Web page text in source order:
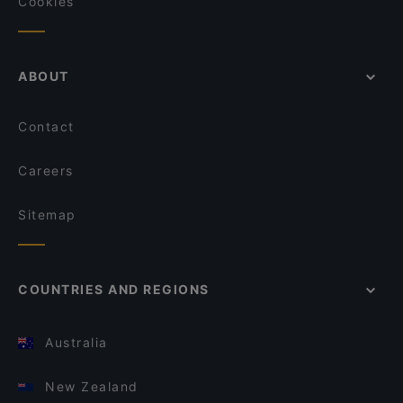
ABOUT
Contact
Careers
Sitemap
COUNTRIES AND REGIONS
Australia
New Zealand